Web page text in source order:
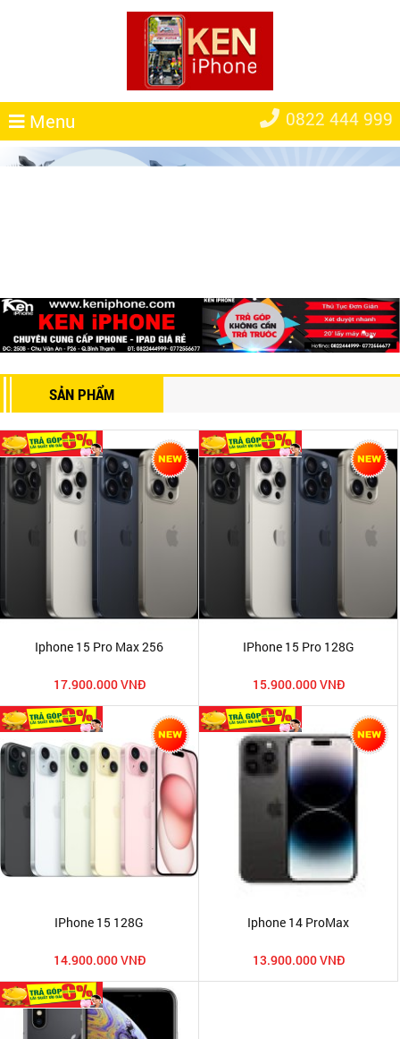
Menu 0822 444 999
SẢN PHẨM
Iphone 15 Pro Max 256
17.900.000 VNĐ
IPhone 15 Pro 128G
15.900.000 VNĐ
IPhone 15 128G
14.900.000 VNĐ
Iphone 14 ProMax
13.900.000 VNĐ